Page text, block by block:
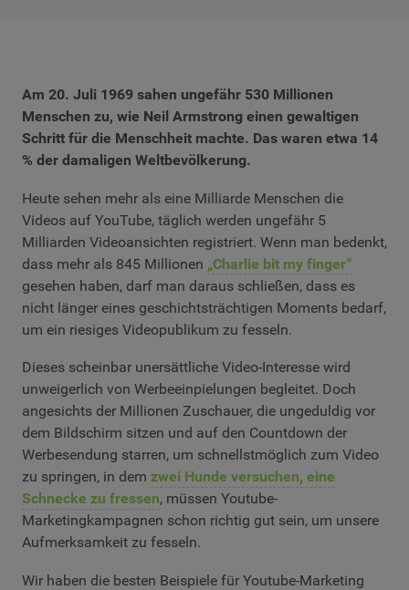
Am 20. Juli 1969 sahen ungefähr 530 Millionen
Menschen zu, wie Neil Armstrong einen gewaltigen
Schritt für die Menschheit machte. Das waren etwa 14
% der damaligen Weltbevölkerung.
Heute sehen mehr als eine Milliarde Menschen die
Videos auf YouTube, täglich werden ungefähr 5
Milliarden Videoansichten registriert. Wenn man bedenkt,
dass mehr als 845 Millionen „Charlie bit my finger“
gesehen haben, darf man daraus schließen, dass es
nicht länger eines geschichtsträchtigen Moments bedarf,
um ein riesiges Videopublikum zu fesseln.
Dieses scheinbar unersättliche Video-Interesse wird
unweigerlich von Werbeeinpielungen begleitet. Doch
angesichts der Millionen Zuschauer, die ungeduldig vor
dem Bildschirm sitzen und auf den Countdown der
Werbesendung starren, um schnellstmöglich zum Video
zu springen, in dem zwei Hunde versuchen, eine
Schnecke zu fressen, müssen Youtube-
Marketingkampagnen schon richtig gut sein, um unsere
Aufmerksamkeit zu fesseln.
Wir haben die besten Beispiele für Youtube-Marketing